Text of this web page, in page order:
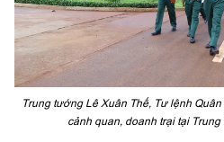
Trung tướng Lê Xuân Thế, Tư lệnh
cảnh quan, doanh trại tại